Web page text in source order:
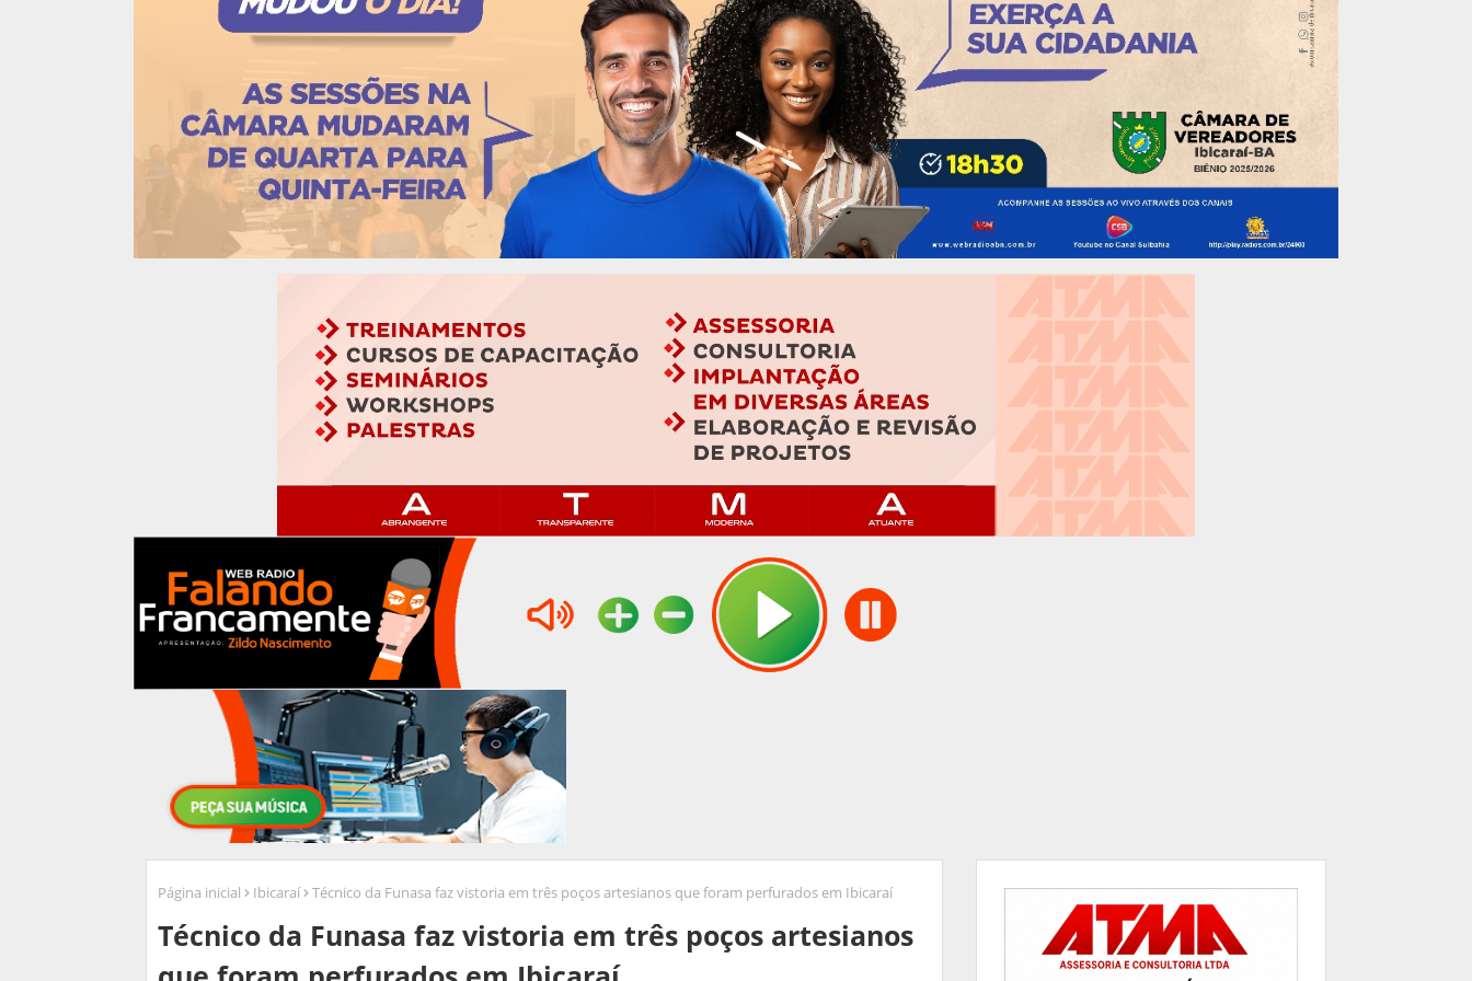
Página inicial Ibicaraí Técnico da Funasa faz vistoria em três poços artesianos que foram perfurados em Ibicaraí
Técnico da Funasa faz vistoria em três poços artesianos